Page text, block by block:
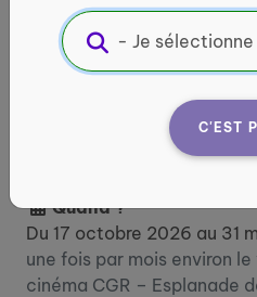
C'EST
TARIF
Rodez
LOISIRS ET CULTURE
Informations
Quand ?
Du 17 octobre 2026 au 31
une fois par mois environ
cinéma CGR – Esplanade